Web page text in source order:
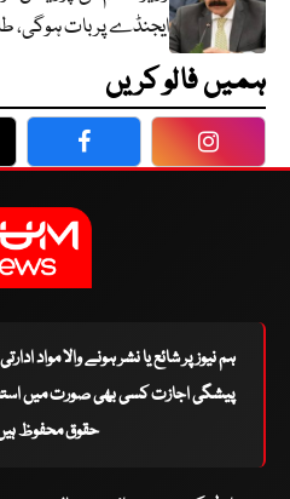
ایجنڈے پر بات ہوگی،
ہمیں فالو کریں
Facebook
ہم نیوز پر شائع یا نشر ہونے والا مواد
پیشگی اجازت کسی بھی صورت میں
حقوق محفوظ ہیں ©